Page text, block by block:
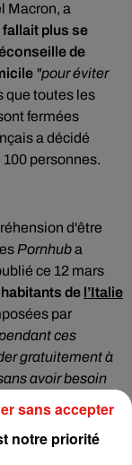
Macron, a
fallait plus se
de
"pour éviter
que toutes les
fermées
a décidé
personnes.
d'être
Pornhuba
ce 12 mars
de l’Italie
par
ces
gratuitement à
avoir besoin
Modelhub to
earnings
notre priorité
sans accepter